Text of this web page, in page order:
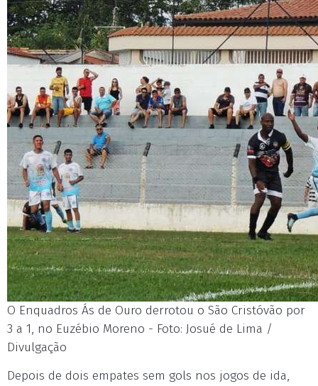
O Enquadros Ás de Ouro derrotou o São Cristóvão por
3 a 1, no Euzébio Moreno - Foto: Josué de Lima /
Divulgação
Depois de dois empates sem gols nos jogos de ida,